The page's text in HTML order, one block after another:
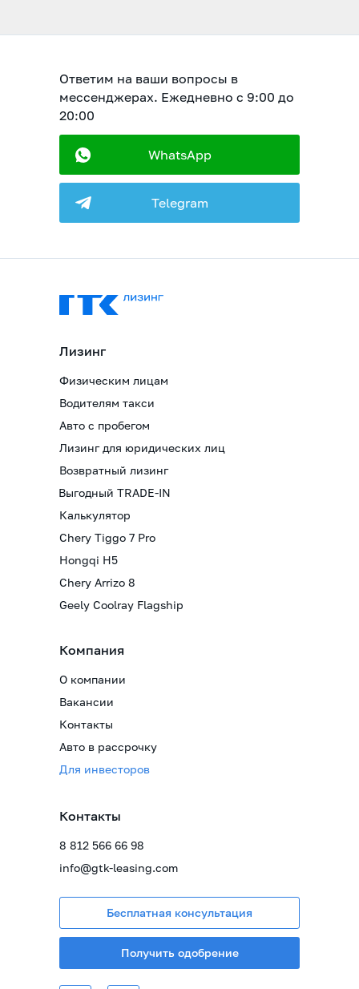
Ответим на ваши вопросы в
мессенджерах. Ежедневно с 9:00 до
20:00
Telegram
WhatsApp
Компания
О компании
Вакансии
Контакты
Для инвесторов
Контакты
info@gtk-leasing.com
Бесплатная консультация
Лизинг
Водителям такси
Физическим лицам
Получить одобрение
Авто с пробегом
Авто в рассрочку
Geely Coolray Flagship
Лизинг для юридических лиц
Калькулятор
Chery Tiggo 7 Pro
Chery Arrizo 8
Hongqi H5
8 812 566 66 98
Возвратный лизинг
Выгодный TRADE-IN